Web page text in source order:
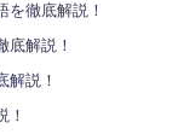
を徹底解説！
底解説！
解説！
！